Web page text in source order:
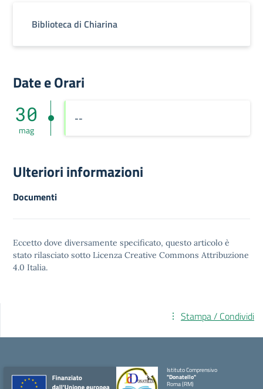
Biblioteca di Chiarina
Date e Orari
30
mag
--
Ulteriori informazioni
Documenti
Eccetto dove diversamente specificato, questo articolo è
stato rilasciato sotto Licenza Creative Commons Attribuzione
4.0 Italia.
Stampa / Condividi
Istituto Comprensivo
"Donatello"
Roma (RM)